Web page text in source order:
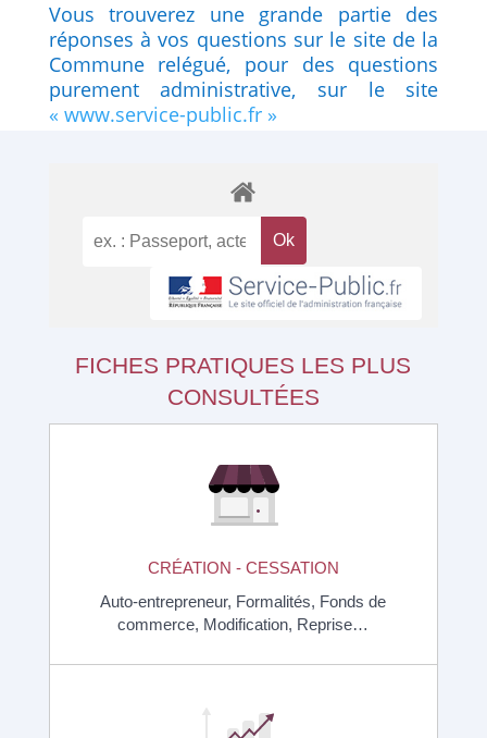
Vous trouverez une grande partie des
réponses à vos questions sur le site de la
Commune relégué, pour des questions
purement administrative, sur le site
« www.service-public.fr »
FICHES PRATIQUES LES PLUS
CONSULTÉES
CRÉATION - CESSATION
Auto-entrepreneur, Formalités, Fonds de
commerce, Modification, Reprise…